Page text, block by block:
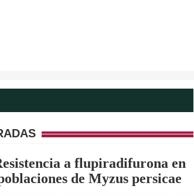
a flupiradifurona en
de Myzus persicae